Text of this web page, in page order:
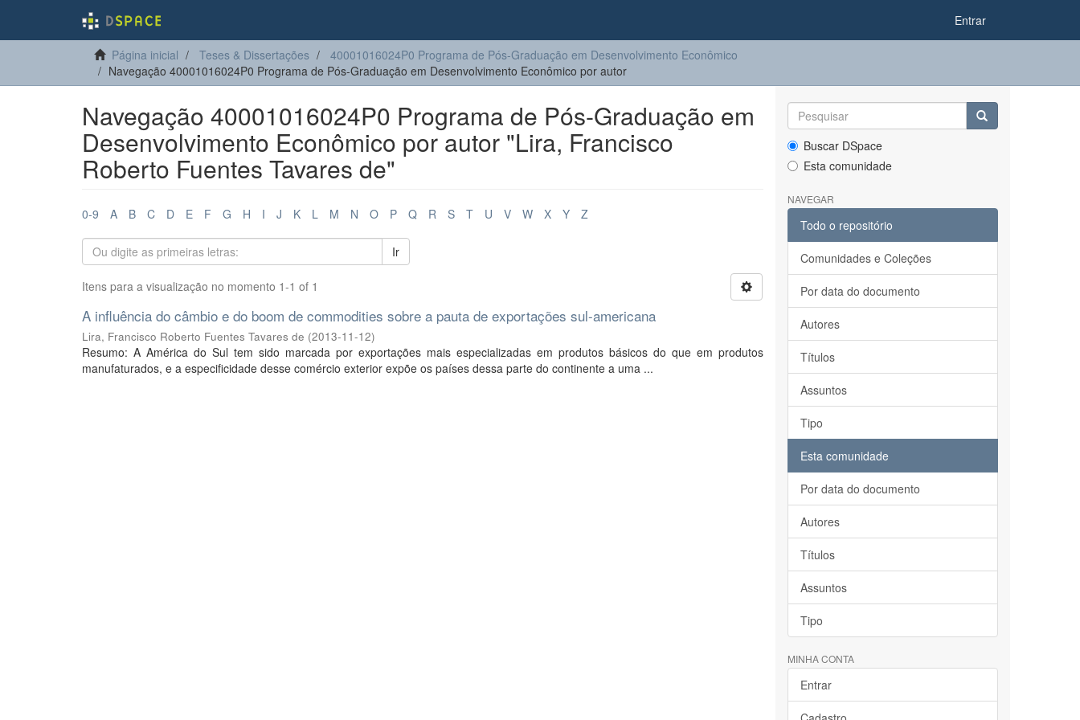
Entrar
Página inicial Teses & Dissertações
40001016024P0 Programa de Pós-Graduação em Desenvolvimento Econômico
Navegação 40001016024P0 Programa de Pós-Graduação em Desenvolvimento Econômico por autor
Navegação 40001016024P0 Programa de Pós-Graduação em
Desenvolvimento Econômico por autor "Lira, Francisco
Roberto Fuentes Tavares de"
0-9 A B C D E F G H I J K L M N O P Q R S T U V W X Y Z
Ir
Itens para a visualização no momento 1-1 of 1
A influência do câmbio e do boom de commodities sobre a pauta de exportações sul-americana
Lira, Francisco Roberto Fuentes Tavares de (2013-11-12)
Resumo: A América do Sul tem sido marcada por exportações mais especializadas em produtos básicos do que em produtos
manufaturados, e a especificidade desse comércio exterior expõe os países dessa parte do continente a uma ...
Buscar DSpace
Esta comunidade
NAVEGAR
Todo o repositório
Comunidades e Coleções
Por data do documento
Autores
Títulos
Assuntos
Tipo
Esta comunidade
Por data do documento
Autores
Títulos
Assuntos
Tipo
MINHA CONTA
Entrar